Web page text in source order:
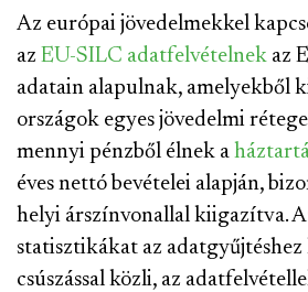
Az európai jövedelmekkel
az EU-SILC adatfelvételnek az
adatain alapulnak, amelyekből
országok egyes jövedelmi
mennyi pénzből élnek a
éves nettó bevételei alapján,
helyi árszínvonallal kiigazítva.
statisztikákat az adatgyűjtéshez
csúszással közli, az